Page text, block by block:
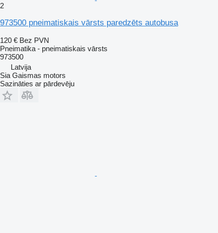
2
973500 pneimatiskais vārsts paredzēts autobusa
120 € Bez PVN
Pneimatika - pneimatiskais vārsts
973500
Latvija
Sia Gaismas motors
Sazināties ar pārdevēju